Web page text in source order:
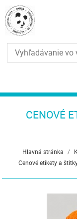
CENOVÉ
Hlavná stránka /
Cenové etikety a